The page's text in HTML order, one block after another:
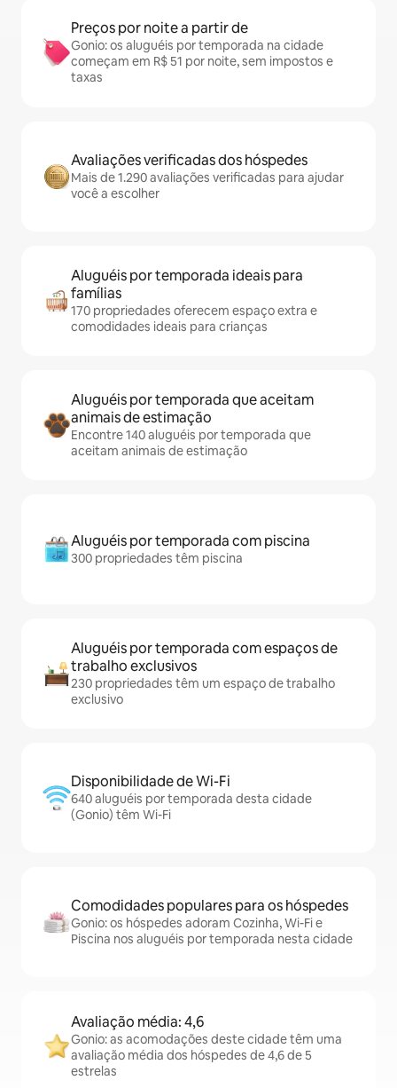
Preços por noite a partir de
Gonio: os aluguéis por temporada na cidade
começam em R$ 51 por noite, sem impostos e
taxas
Avaliações verificadas dos hóspedes
Mais de 1.290 avaliações verificadas para ajudar
você a escolher
Aluguéis por temporada ideais para
famílias
170 propriedades oferecem espaço extra e
comodidades ideais para crianças
Aluguéis por temporada que aceitam
animais de estimação
Encontre 140 aluguéis por temporada que
aceitam animais de estimação
Aluguéis por temporada com piscina
300 propriedades têm piscina
Aluguéis por temporada com espaços de
trabalho exclusivos
230 propriedades têm um espaço de trabalho
exclusivo
Disponibilidade de Wi-Fi
640 aluguéis por temporada desta cidade
(Gonio) têm Wi-Fi
Comodidades populares para os hóspedes
Gonio: os hóspedes adoram Cozinha, Wi-Fi e
Piscina nos aluguéis por temporada nesta cidade
Avaliação média: 4,6
Gonio: as acomodações deste cidade têm uma
avaliação média dos hóspedes de 4,6 de 5
estrelas